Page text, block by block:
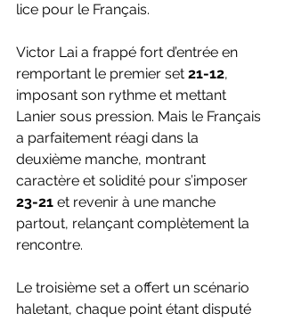
lice pour le Français.
Victor Lai a frappé fort d’entrée en
remportant le premier set 21-12,
imposant son rythme et mettant
Lanier sous pression. Mais le Français
a parfaitement réagi dans la
deuxième manche, montrant
caractère et solidité pour s’imposer
23-21 et revenir à une manche
partout, relançant complètement la
rencontre.
Le troisième set a offert un scénario
haletant, chaque point étant disputé